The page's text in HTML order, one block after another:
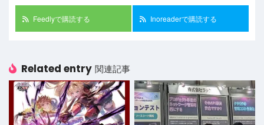
Feedlyで購読する Inoreaderで購読する
Related entry 関連記事